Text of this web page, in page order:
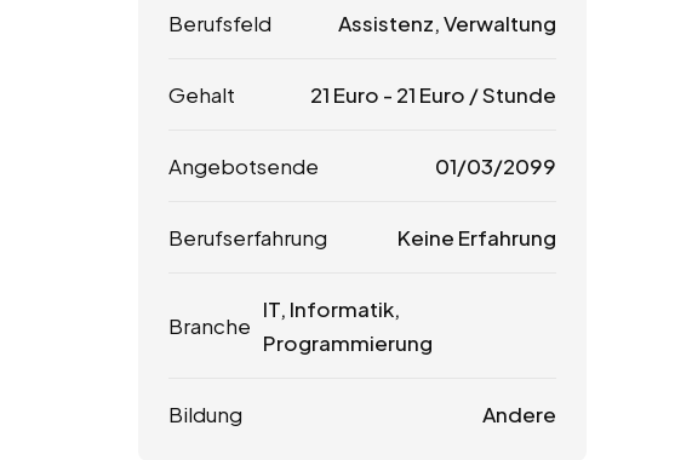
Berufsfeld Assistenz, Verwaltung
Gehalt 21 Euro - 21 Euro / Stunde
Angebotsende 01/03/2099
Berufserfahrung Keine Erfahrung
Branche
IT, Informatik,
Programmierung
Bildung Andere